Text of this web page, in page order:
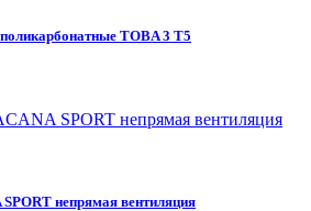
TOBA 3 T5
непрямая вентиляция